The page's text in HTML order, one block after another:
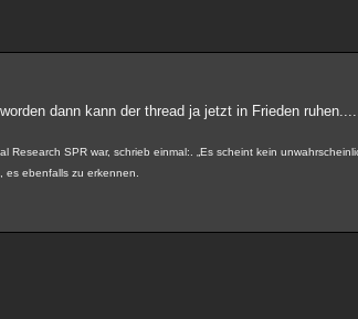
dann kann der thread ja jetzt in Frieden
Research SPR war, schrieb einmal:. „Es scheint kein
es ebenfalls zu erkennen.